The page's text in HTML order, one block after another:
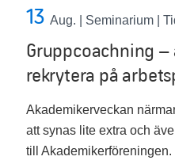
13 Aug. | Seminarium |
Gruppcoachning –
rekrytera på
Akademikerveckan
att synas lite extra och
till